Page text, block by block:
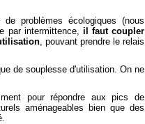
problèmes écologiques (nous
par intermittence, il faut coupler
, pouvant prendre le relais
de souplesse d'utilisation. On ne
pour répondre aux pics de
aménageables bien que des